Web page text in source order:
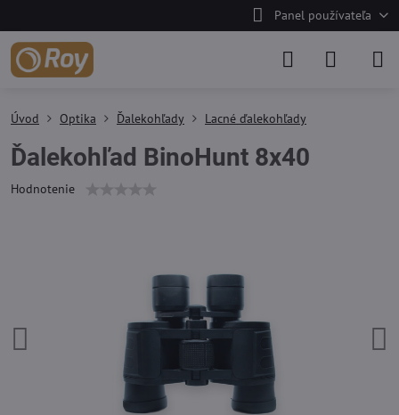
Panel používateľa
Úvod Optika Ďalekohľady Lacné ďalekohľady
Ďalekohľad BinoHunt 8x40
Hodnotenie